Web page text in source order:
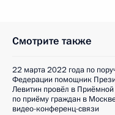
Смотрите также
22 марта 2022 года по
Федерации помощник
Левитин провёл в
по приёму граждан в
видео-конференц-связи